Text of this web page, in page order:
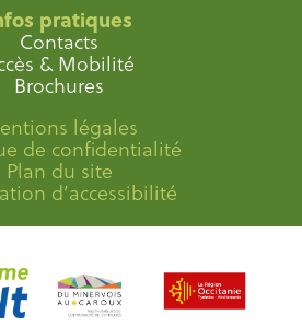
pratiques
Contacts
& Mobilité
Brochures
légales
de confidentialité
Plan du site
d’accessibilité